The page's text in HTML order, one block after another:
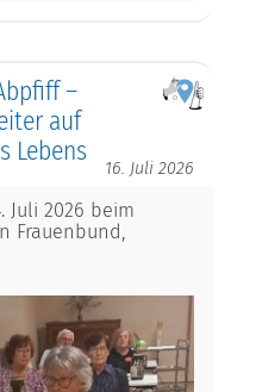
–
auf
Lebens
16. Juli 2026
Juli 2026 beim
Frauenbund,